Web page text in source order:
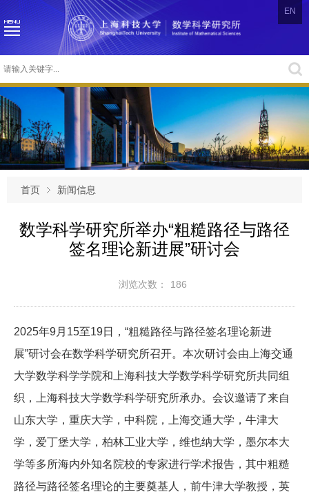
EN
首页 新闻信息
数学科学研究所举办“粗糙路径与路径
签名理论新进展”研讨会
浏览次数： 186
2025年9月15至19日，“粗糙路径与路径签名理论新进
展”研讨会在数学科学研究所召开。本次研讨会由上海交通
大学数学科学学院和上海科技大学数学科学研究所共同组
织，上海科技大学数学科学研究所承办。会议邀请了来自
山东大学，重庆大学，中科院，上海交通大学，牛津大
学，爱丁堡大学，柏林工业大学，维也纳大学，墨尔本大
学等多所海内外知名院校的专家进行学术报告，其中粗糙
路径与路径签名理论的主要奠基人，前牛津大学教授，英